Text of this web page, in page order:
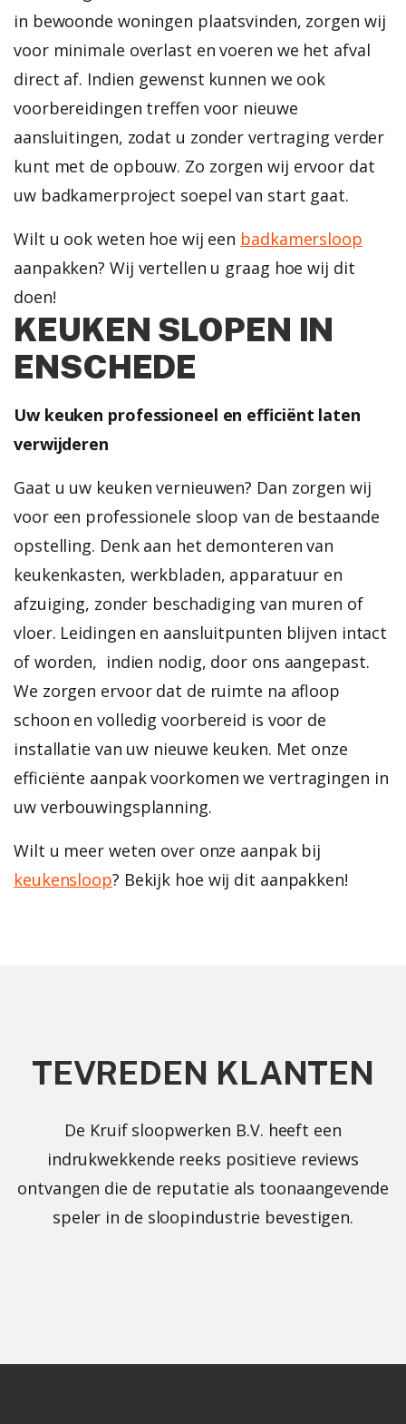
in bewoonde woningen plaatsvinden, zorgen wij
voor minimale overlast en voeren we het afval
direct af. Indien gewenst kunnen we ook
voorbereidingen treffen voor nieuwe
aansluitingen, zodat u zonder vertraging verder
kunt met de opbouw. Zo zorgen wij ervoor dat
uw badkamerproject soepel van start gaat.
Wilt u ook weten hoe wij een badkamersloop
aanpakken? Wij vertellen u graag hoe wij dit
doen!
KEUKEN SLOPEN IN
ENSCHEDE
Uw keuken professioneel en efficiënt laten
verwijderen
Gaat u uw keuken vernieuwen? Dan zorgen wij
voor een professionele sloop van de bestaande
opstelling. Denk aan het demonteren van
keukenkasten, werkbladen, apparatuur en
afzuiging, zonder beschadiging van muren of
vloer. Leidingen en aansluitpunten blijven intact
of worden, indien nodig, door ons aangepast.
We zorgen ervoor dat de ruimte na afloop
schoon en volledig voorbereid is voor de
installatie van uw nieuwe keuken. Met onze
efficiënte aanpak voorkomen we vertragingen in
uw verbouwingsplanning.
Wilt u meer weten over onze aanpak bij
keukensloop? Bekijk hoe wij dit aanpakken!
TEVREDEN KLANTEN
De Kruif sloopwerken B.V. heeft een
indrukwekkende reeks positieve reviews
ontvangen die de reputatie als toonaangevende
speler in de sloopindustrie bevestigen.